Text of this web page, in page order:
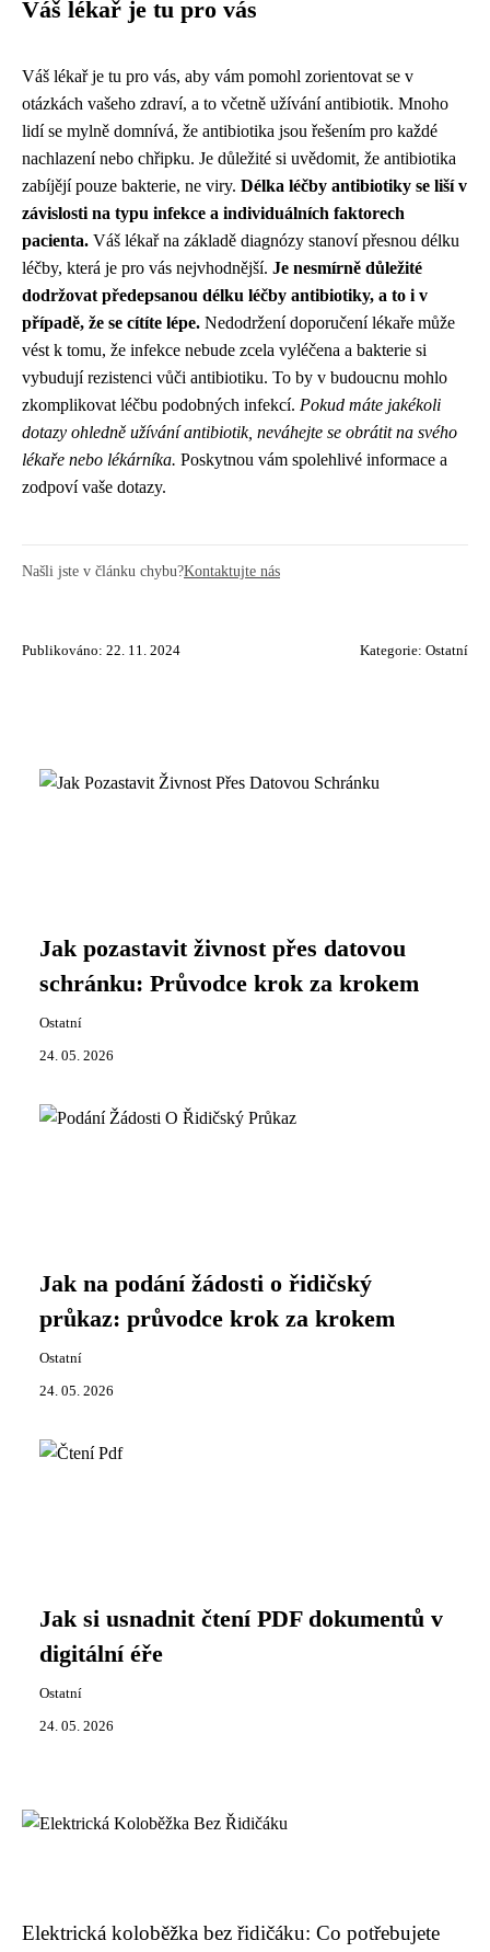
Váš lékař je tu pro vás
Váš lékař je tu pro vás, aby vám pomohl zorientovat se v
otázkách vašeho zdraví, a to včetně užívání antibiotik. Mnoho
lidí se mylně domnívá, že antibiotika jsou řešením pro každé
nachlazení nebo chřipku. Je důležité si uvědomit, že antibiotika
zabíjějí pouze bakterie, ne viry. Délka léčby antibiotiky se liší v
závislosti na typu infekce a individuálních faktorech
pacienta. Váš lékař na základě diagnózy stanoví přesnou délku
léčby, která je pro vás nejvhodnější. Je nesmírně důležité
dodržovat předepsanou délku léčby antibiotiky, a to i v
případě, že se cítíte lépe. Nedodržení doporučení lékaře může
vést k tomu, že infekce nebude zcela vyléčena a bakterie si
vybudují rezistenci vůči antibiotiku. To by v budoucnu mohlo
zkomplikovat léčbu podobných infekcí. Pokud máte jakékoli
dotazy ohledně užívání antibiotik, neváhejte se obrátit na svého
lékaře nebo lékárníka. Poskytnou vám spolehlivé informace a
zodpoví vaše dotazy.
Našli jste v článku chybu?Kontaktujte nás
Publikováno: 22. 11. 2024 Kategorie: Ostatní
Jak pozastavit živnost přes datovou
schránku: Průvodce krok za krokem
Ostatní
24. 05. 2026
Jak na podání žádosti o řidičský
průkaz: průvodce krok za krokem
Ostatní
24. 05. 2026
Jak si usnadnit čtení PDF dokumentů v
digitální éře
Ostatní
24. 05. 2026
Elektrická koloběžka bez řidičáku: Co potřebujete